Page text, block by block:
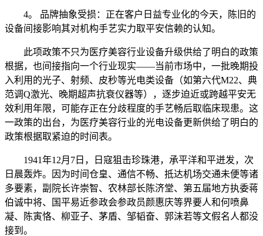
4。 品牌抽象受损：正在客户日益专业化的今天，陈旧的
设备间接影响其对机构手艺实力取平安信赖的认知。
此项政策不只为医疗美容行业设备升级供给了明白的政策
根据，也间接指向一个行业现实——当前市场中，一批晚期投
入利用的光子、射频、皮秒等光电类设备（如第六代M22、典
范调Q激光、晚期超声抗衰仪器等），逐步迫近或跨越平安无
效利用年限，可能存正在分歧程度的手艺畅后取临床现患。这
一政策的出台，为医疗美容行业的光电设备更新供给了明白的
政策根据取紧迫的时间表。
1941年12月7日，日寇狙击珍珠港，承平洋和平迸发，次
日晨轰炸。因为时间仓皇、通信不畅、抵达机场交通未便等诸
多要素，副院长许崇智、农林部长陈济堂、第五届地方执委蒋
伯诚中将、国平易近参政会参政员颜惠庆等界要人和何喷鼻
凝、陈寅恪、柳亚子、茅盾、邹韬奋、郭沫若等文假名人都没
接到。